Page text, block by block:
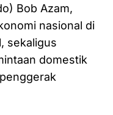
Bob Azam,
nasional di
sekaligus
domestik